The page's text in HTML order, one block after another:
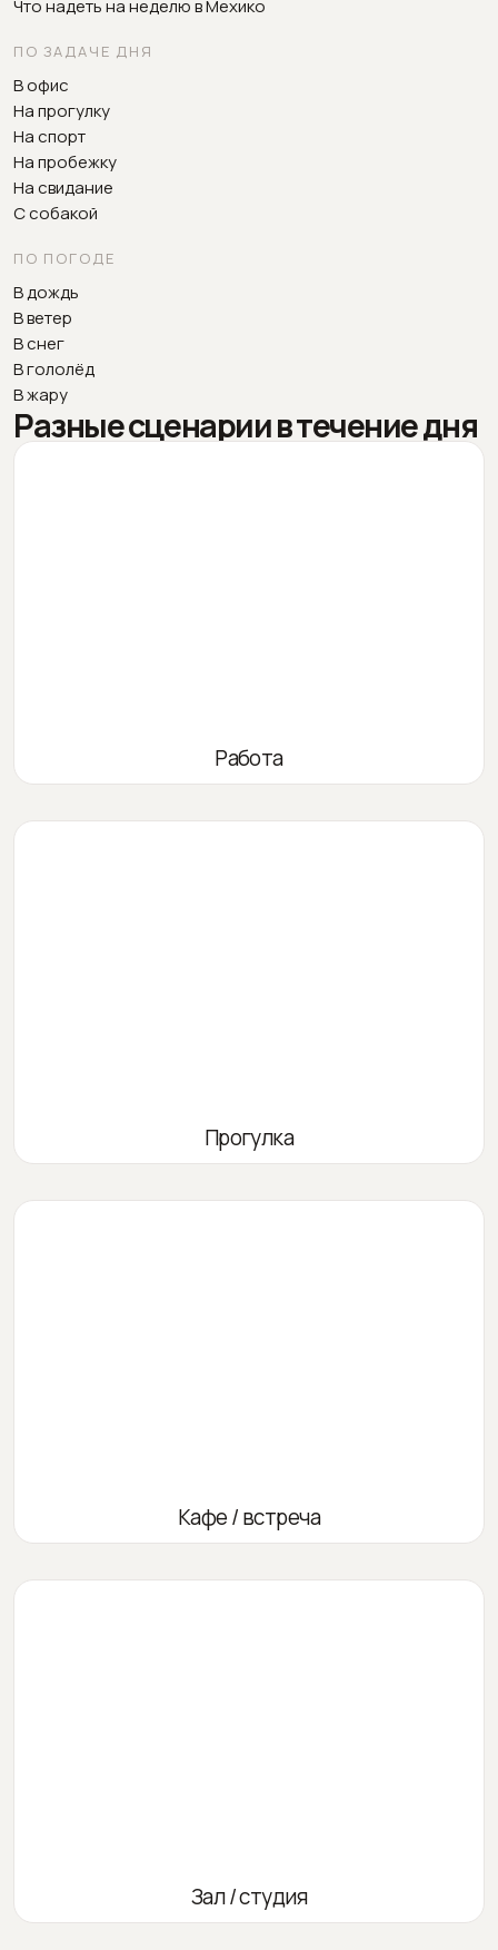
Что надеть на неделю в Мехико
ПО ЗАДАЧЕ ДНЯ
В офис
На прогулку
На спорт
На пробежку
На свидание
С собакой
ПО ПОГОДЕ
В дождь
В ветер
В снег
В гололёд
В жару
Разные сценарии в течение дня
Работа
Прогулка
Кафе / встреча
Зал / студия